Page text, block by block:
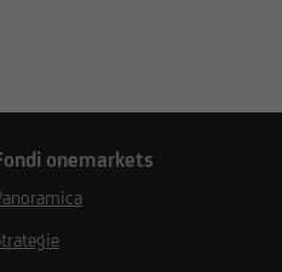
onemarkets
comunque si trovano
Paesi, e non sono né agiscono